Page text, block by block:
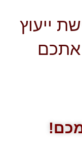
ייעוץ
אתכם